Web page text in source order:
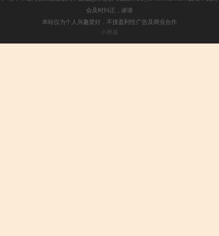
会及时纠正，谢谢
本站仅为个人兴趣爱好，不接盈利性广告及商业合作
小男孩